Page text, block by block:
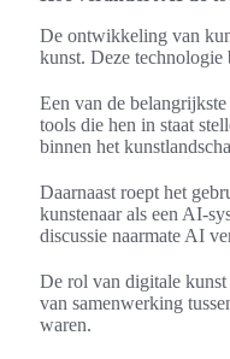
De ontwikkeling van
kunst. Deze technologie
Een van de
tools die hen in staat
binnen het
Daarnaast roept het
kunstenaar als een AI-
discussie naarmate AI
De rol van digitale
van samenwerking
waren.